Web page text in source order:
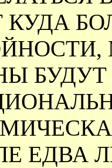
КУДА
ЕДВА